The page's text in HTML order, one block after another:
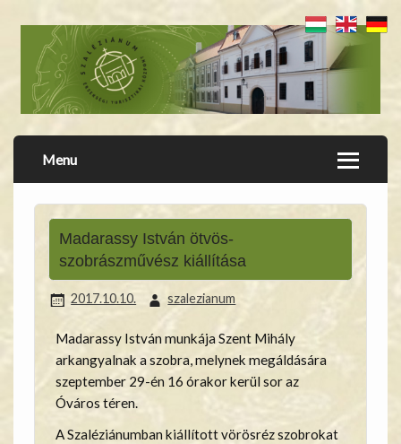
Menu
Madarassy István ötvös-
szobrászművész kiállítása
2017.10.10. szalezianum
Madarassy István munkája Szent Mihály
arkangyalnak a szobra, melynek megáldására
szeptember 29-én 16 órakor kerül sor az
Óváros téren.
A Szaléziánumban kiállított vörösréz szobrokat